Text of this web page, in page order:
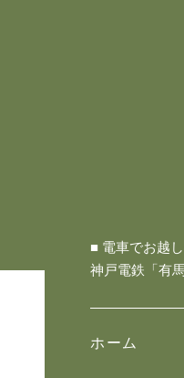
■ 電車でお越
神戸電鉄「有
ホーム